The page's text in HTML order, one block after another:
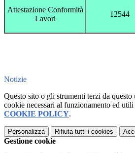
Attestazione Conformità
Lavori
12544
Notizie
Questo sito o gli strumenti terzi da
cookie necessari al funzionamento ed
COOKIE POLICY.
Personalizza Rifiuta tutti i cookies
Gestione cookie